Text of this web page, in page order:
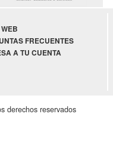
FRECUENTES
A TU CUENTA
derechos reservados